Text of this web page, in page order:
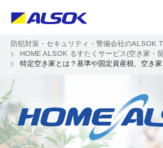
防犯対策・セキュリティ・警備会社のALSOK
HOME ALSOK るすたくサービス(空き家・
特定空き家とは？基準や固定資産税、空き